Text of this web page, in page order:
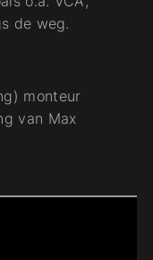
de weg.
monteur
van Max